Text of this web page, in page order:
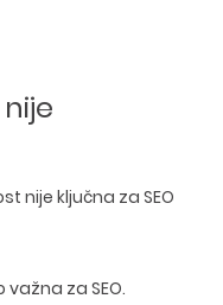
nije ključna za SEO
za SEO.